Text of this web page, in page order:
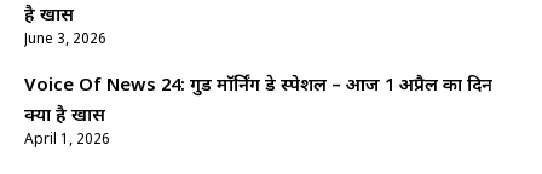
है खास
June 3, 2026
Voice Of News 24: गुड माॅर्निंग डे स्पेशल – आज 1 अप्रैल का दिन
क्यों है खास
April 1, 2026